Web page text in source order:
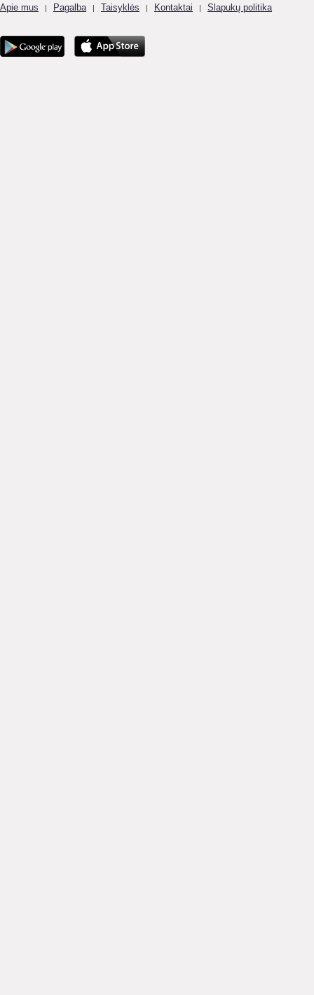
Apie mus | Pagalba | Taisyklės | Kontaktai | Slapukų politika